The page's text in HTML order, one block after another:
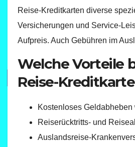
Reise-Kreditkarten diverse
Versicherungen und Service-
Aufpreis. Auch Gebühren im
Welche Vorteile
Reise-
Kostenloses Geldabheben
Reiserücktritts- und
Auslandsreise-